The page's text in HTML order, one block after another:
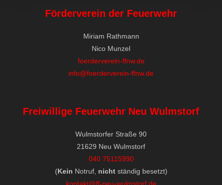
Förderverein der Feuerwehr
Miriam Rathmann
Nico Munzel
foerderverein-ffnw.de
info@foerderverein-ffnw.de
Freiwillige Feuerwehr Neu Wulmstorf
Wulmstorfer Straße 90
21629 Neu Wulmstorf
040 75115990
(Kein Notruf, nicht ständig besetzt)